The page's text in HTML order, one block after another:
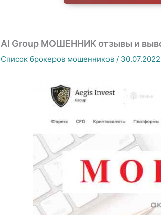
AI Group МОШЕННИК отзывы и
Список брокеров мошенников / 30.07.2022